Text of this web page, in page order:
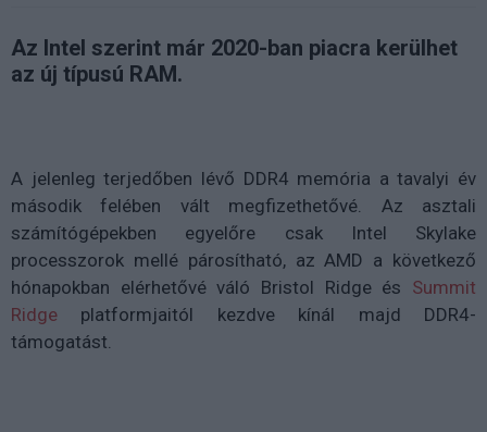
Az Intel szerint már 2020-ban piacra kerülhet
az új típusú RAM.
A jelenleg terjedőben lévő DDR4 memória a tavalyi év
második felében vált megfizethetővé. Az asztali
számítógépekben egyelőre csak Intel Skylake
processzorok mellé párosítható, az AMD a következő
hónapokban elérhetővé váló Bristol Ridge és Summit
Ridge platformjaitól kezdve kínál majd DDR4-
támogatást.